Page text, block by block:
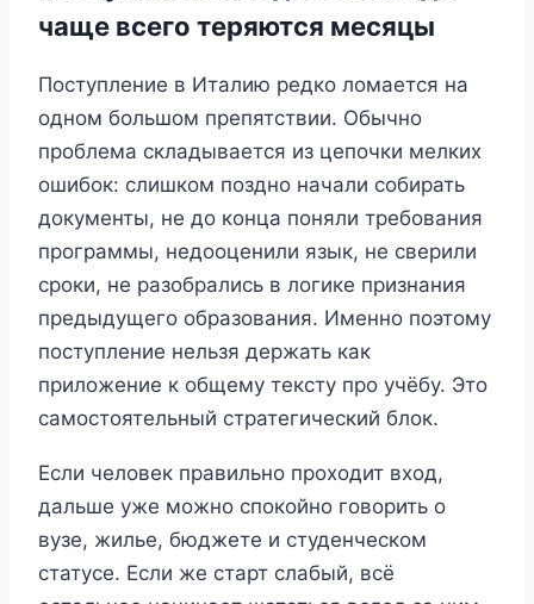
чаще всего теряются месяцы
Поступление в Италию редко ломается на
одном большом препятствии. Обычно
проблема складывается из цепочки мелких
ошибок: слишком поздно начали собирать
документы, не до конца поняли требования
программы, недооценили язык, не сверили
сроки, не разобрались в логике признания
предыдущего образования. Именно поэтому
поступление нельзя держать как
приложение к общему тексту про учёбу. Это
самостоятельный стратегический блок.
Если человек правильно проходит вход,
дальше уже можно спокойно говорить о
вузе, жилье, бюджете и студенческом
статусе. Если же старт слабый, всё